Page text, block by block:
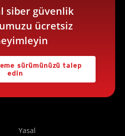
siber güvenlik
ücretsiz
sürümünüzü talep
edin
Yasal